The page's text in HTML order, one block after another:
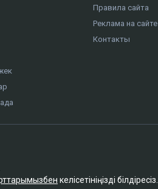
Правила сайта
Реклама на сайте
Контакты
келісетініңізді білдіресіз.